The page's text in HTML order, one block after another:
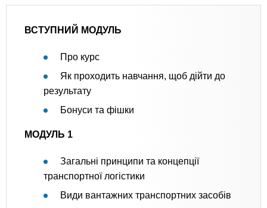
ВСТУПНИЙ МОДУЛЬ
Про курс
Як проходить навчання, щоб дійти до
результату
Бонуси та фішки
МОДУЛЬ 1
Загальні принципи та концепції
транспортної логістики
Види вантажних транспортних засобів